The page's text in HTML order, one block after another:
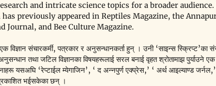
and intricate science topics for a broader audience.
previously appeared in Reptiles Magazine, the
Journal, and Bee Culture Magazine.
एक विज्ञान संचारकर्मी, पत्रकार र अनुसन्धानकर्ता हुन् । उनी ‘साइन्स
तथा जटिल विज्ञानका विषयहरूलाई सरल बनाई वृहत श्रोतामाझ पुर्याउने एक
यसअघि ‘रेप्टाईल म्येगाजिन’, ‘ द अन्नपुर्ण एक्प्रेस,’ ‘ अर्थ आइल्याण्ड
प्रकाशित भईसकेका छन् ।